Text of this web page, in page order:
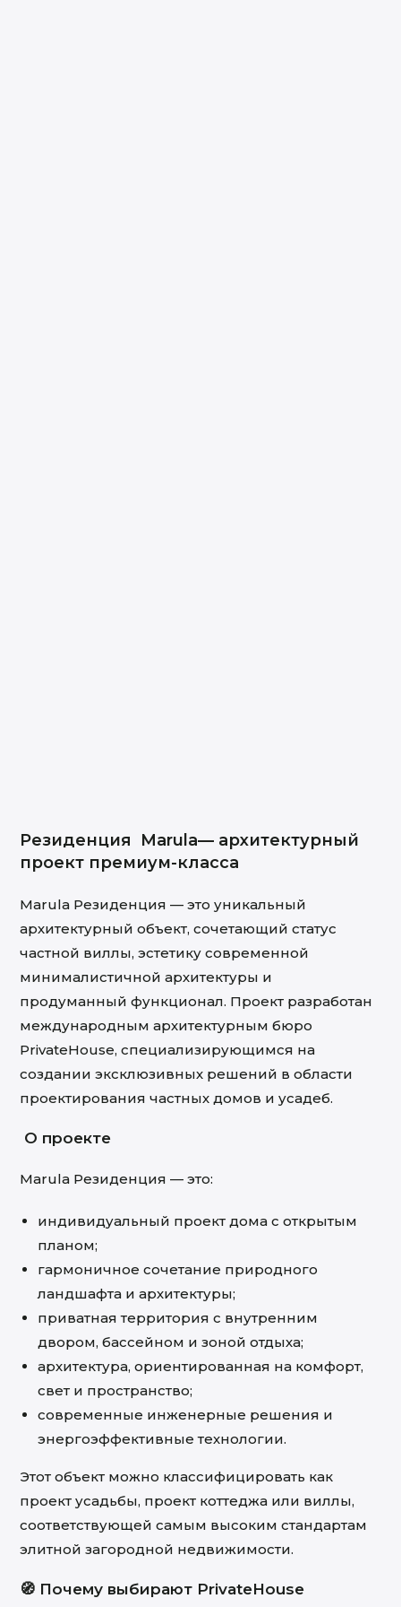
Резиденция
Marula— архитектурный
проект премиум-класса
Marula Резиденция — это уникальный
архитектурный объект, сочетающий статус
частной виллы, эстетику современной
минималистичной архитектуры и
продуманный функционал. Проект разработан
международным архитектурным бюро
PrivateHouse, специализирующимся на
создании эксклюзивных решений в области
проектирования частных домов и усадеб.
О проекте
Marula Резиденция — это:
индивидуальный проект дома с открытым
планом;
гармоничное сочетание природного
ландшафта и архитектуры;
приватная территория с внутренним
двором, бассейном и зоной отдыха;
архитектура, ориентированная на комфорт,
свет и пространство;
современные инженерные решения и
энергоэффективные технологии.
Этот объект можно классифицировать как
проект усадьбы, проект коттеджа или виллы,
соответствующей самым высоким стандартам
элитной загородной недвижимости.
🧭 Почему выбирают PrivateHouse